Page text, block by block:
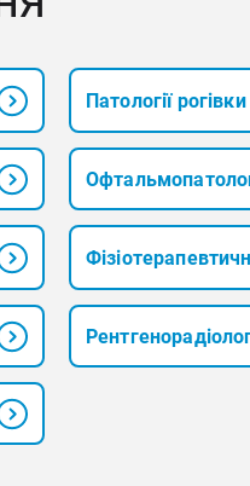
Патології